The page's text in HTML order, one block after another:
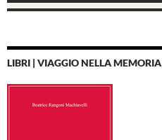
LIBRI | VIAGGIO NELLA MEMORIA